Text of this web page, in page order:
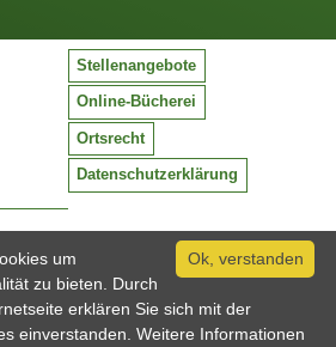
/ 409-0
Stellenangebote
Online-Bücherei
Ortsrecht
Datenschutzerklärung
Ok, verstanden
um
zu bieten. Durch
erklären Sie sich mit der
einverstanden. Weitere Informationen